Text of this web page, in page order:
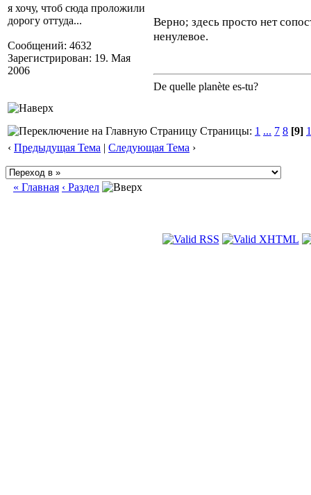
я хочу, чтоб сюда проложили
дорогу оттуда...
Сообщений: 4632
Зарегистрирован: 19. Мая
2006
Верно; здесь просто нет
ненулевое.
De quelle planète es-tu?
Страницы: 1 ... 7 8 [9]
‹ Предыдущая Тема | Следующая Тема ›
« Главная ‹ Раздел